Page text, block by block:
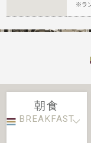
※ラ
朝食
BREAKFAST